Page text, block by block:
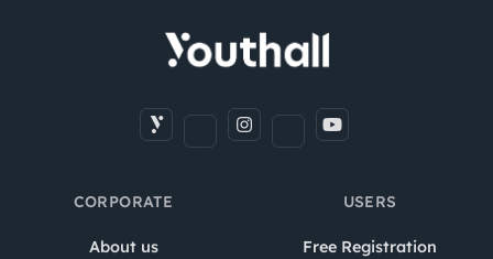
CORPORATE
About us
USERS
Free Registration